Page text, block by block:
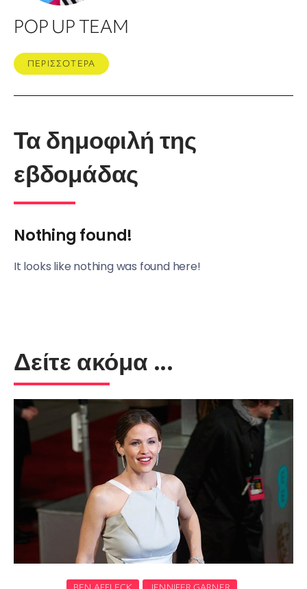
POP UP TEAM
ΠΕΡΙΣΣΟΤΕΡΑ
Τα δημοφιλή της
εβδομάδας
Nothing found!
It looks like nothing was found here!
Δείτε ακόμα ...